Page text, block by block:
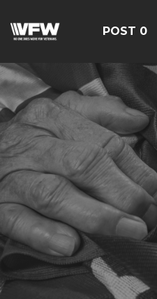
POST 0